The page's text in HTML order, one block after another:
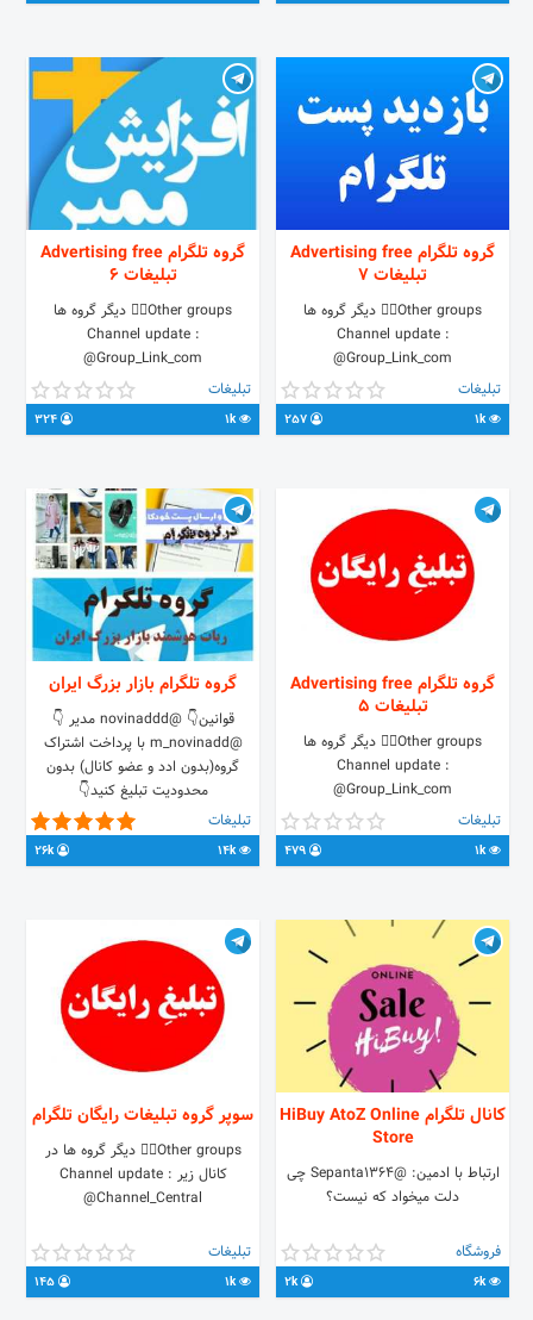
گروه تلگرام Advertising free
تبلیغات 7
Other groups👇🏼 دیگر گروه ها
Channel update :
@Group_Link_com
تبلیغات
1k
گروه تلگرام Advertising free
تبلیغات 6
Other groups👇🏼 دیگر گروه ها
Channel update :
@Group_Link_com
تبلیغات
1k
گروه تلگرام Advertising free
تبلیغات 5
Other groups👇🏼 دیگر گروه ها
Channel update :
@Group_Link_com
تبلیغات
1k
گروه تلگرام بازار بزرگ ایران
قوانین👇 @novinaddd مدیر 👇
@m_novinadd با پرداخت اشتراک
گروه(بدون ادد و عضو کانال) بدون
محدودیت تبلیغ کنید👇
https://t.me/TLProBot?
start=plans_25011 ربات و گروه دوم
👇 @novinadddbot ‼️پیشنهاد ویژه 90
تبلیغات
14k
26k
کانال تلگرام HiBuy AtoZ Online
Store
ارتباط با ادمین: @Sepanta1364 چی
دلت میخواد که نیست؟⁦
فروشگاه
6k
2k
سوپر گروه تبلیغات رایگان تلگرام
Other groups👇🏼 دیگر گروه ها در
کانال زیر Channel update :
@Channel_Central
تبلیغات
1k